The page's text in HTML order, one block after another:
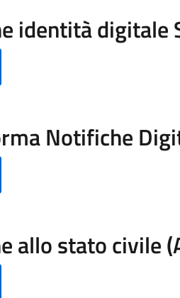
identità digitale
Notifiche
allo stato civile